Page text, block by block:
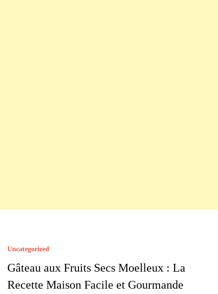
Uncategorized
Gâteau aux Fruits Secs Moelleux : La
Recette Maison Facile et Gourmande